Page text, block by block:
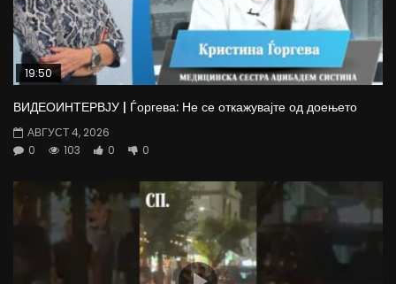
19:50
ВИДЕОИНТЕРВЈУ | Ѓоргева: Не се откажувајте од доењето
АВГУСТ 4, 2026
0
103 0 0